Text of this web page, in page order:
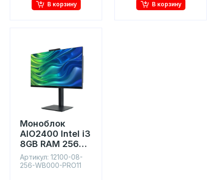
В корзину В корзину
Моноблок
AIO2400 Intel i3
8GB RAM 256GB
SSD IPS 23.8"
Win11
Артикул: 12100-08-
256-WB000-PRO11